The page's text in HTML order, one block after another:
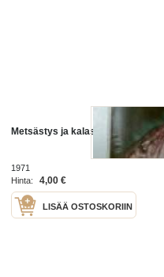
Metsästys ja kalastus nro 7 / 1971
1971
Hinta:
4,00 €
LISÄÄ OSTOSKORIIN